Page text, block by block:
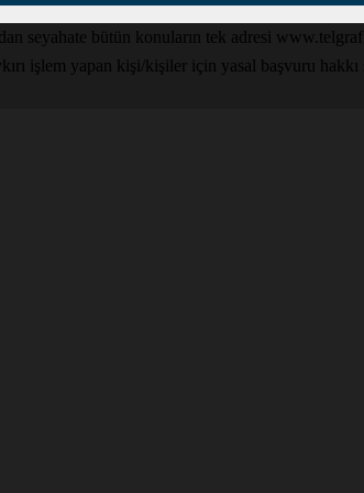
seyahate bütün konuların tek adresi
işlem yapan kişi/kişiler için yasal başvuru